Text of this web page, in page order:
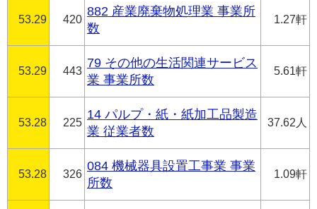
53.29 420
882 産業廃棄物処理業 事業所
数
1.27軒
53.29 443
79 その他の生活関連サービス
業 事業所数
5.61軒
53.28 225
14 パルプ・紙・紙加工品製造
業 従業者数
37.62人
53.28 326
084 機械器具設置工事業 事業
所数
1.09軒